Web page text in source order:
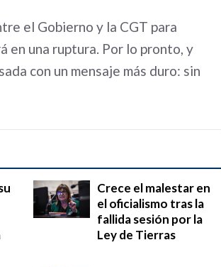
el Gobierno y la CGT para
en una ruptura. Por lo pronto, y
con un mensaje más duro: sin
Crece el malestar en
el oficialismo tras la
fallida sesión por la
Ley de Tierras